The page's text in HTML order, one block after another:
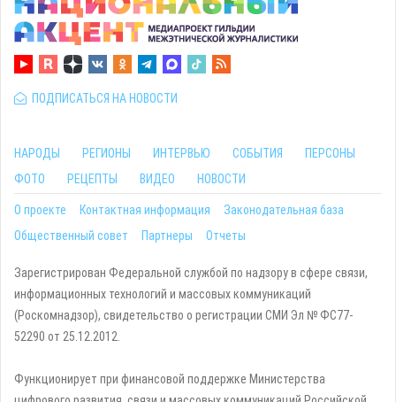
ПОДПИСАТЬСЯ НА НОВОСТИ
НАРОДЫ РЕГИОНЫ ИНТЕРВЬЮ СОБЫТИЯ
ПЕРСОНЫ
ФОТО
РЕЦЕПТЫ ВИДЕО НОВОСТИ
О проекте Контактная информация
Законодательная база
Общественный совет
Партнеры Отчеты
Зарегистрирован Федеральной службой по надзору в сфере связи,
информационных технологий и массовых коммуникаций
(Роскомнадзор), свидетельство о регистрации СМИ Эл № ФС77-
52290 от 25.12.2012.
Функционирует при финансовой поддержке Министерства